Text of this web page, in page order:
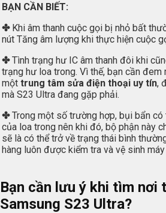
BẠN CẦN BIẾT:
✤Khi âm thanh cuộc gọi bị nhỏ bất
nút Tăng âm lượng khi thực hiện cuộc
✤Tình trạng hư IC âm thanh đôi khi
trạng hư loa trong. Vì thế, bạn cần
một trung tâm sửa điện thoại uy tín,
mà S23 Ultra đang gặp phải.
✤Trong một số trường hợp, bụi bẩn
của loa trong nên khi đó, bộ phận này
sẽ là có thể trở về trạng thái bình
hàng luôn được kiểm tra và vệ sinh
Bạn cần lưu ý khi tìm nơi
Samsung S23 Ultra?